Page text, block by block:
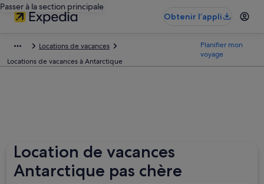
Passer à la section principale
Obtenir l’appli
Locations de vacances
Locations de vacances à Antarctique
Planifier mon
voyage
Location de vacances
Antarctique pas chère